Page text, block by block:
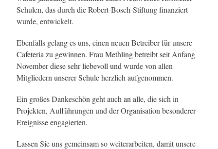
Schulen, das durch die Robert-Bosch-Stiftung finanziert
wurde, entwickelt.
Ebenfalls gelang es uns, einen neuen Betreiber für unsere
Cafeteria zu gewinnen. Frau Methling betreibt seit Anfang
November diese sehr liebevoll und wurde von allen
Mitgliedern unserer Schule herzlich aufgenommen.
Ein großes Dankeschön geht auch an alle, die sich in
Projekten, Aufführungen und der Organisation besonderer
Ereignisse engagierten.
Lassen Sie uns gemeinsam so weiterarbeiten, damit unsere